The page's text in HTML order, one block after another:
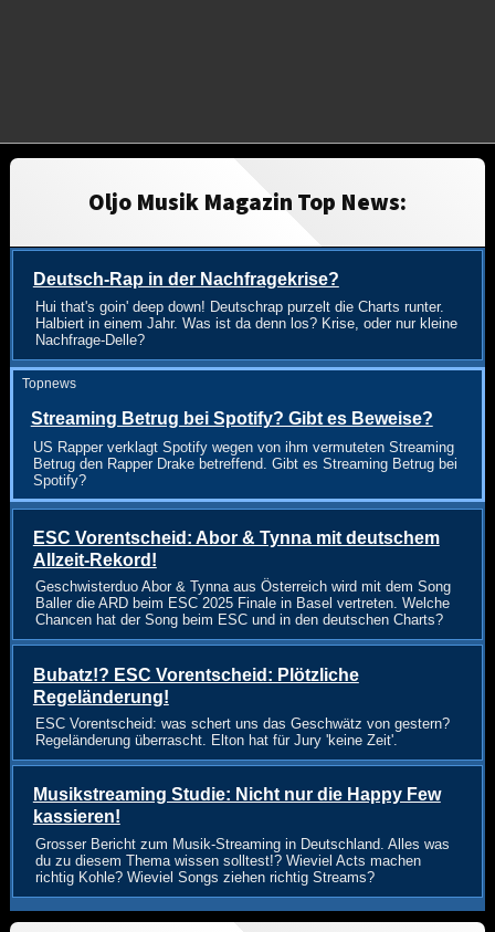
Oljo Musik Magazin Top News:
Deutsch-Rap in der Nachfragekrise?
Hui that's goin' deep down! Deutschrap purzelt die Charts runter.
Halbiert in einem Jahr. Was ist da denn los? Krise, oder nur kleine
Nachfrage-Delle?
Topnews
Streaming Betrug bei Spotify? Gibt es Beweise?
US Rapper verklagt Spotify wegen von ihm vermuteten Streaming
Betrug den Rapper Drake betreffend. Gibt es Streaming Betrug bei
Spotify?
ESC Vorentscheid: Abor & Tynna mit deutschem
Allzeit-Rekord!
Geschwisterduo Abor & Tynna aus Österreich wird mit dem Song
Baller die ARD beim ESC 2025 Finale in Basel vertreten. Welche
Chancen hat der Song beim ESC und in den deutschen Charts?
Bubatz!? ESC Vorentscheid: Plötzliche
Regeländerung!
ESC Vorentscheid: was schert uns das Geschwätz von gestern?
Regeländerung überrascht. Elton hat für Jury 'keine Zeit'.
Musikstreaming Studie: Nicht nur die Happy Few
kassieren!
Grosser Bericht zum Musik-Streaming in Deutschland. Alles was
du zu diesem Thema wissen solltest!? Wieviel Acts machen
richtig Kohle? Wieviel Songs ziehen richtig Streams?